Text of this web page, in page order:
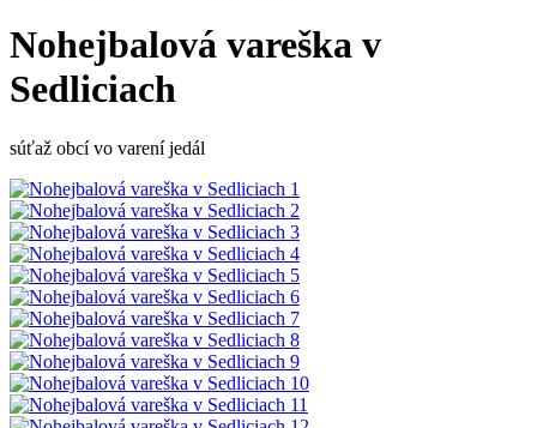
Nohejbalová vareška v
Sedliciach
súťaž obcí vo varení jedál